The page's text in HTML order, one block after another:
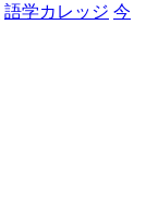
語学カレッジ 今